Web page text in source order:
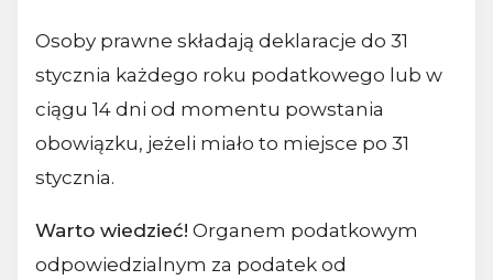
Osoby prawne składają deklaracje do 31
stycznia każdego roku podatkowego lub w
ciągu 14 dni od momentu powstania
obowiązku, jeżeli miało to miejsce po 31
stycznia.
Warto wiedzieć! Organem podatkowym
odpowiedzialnym za podatek od